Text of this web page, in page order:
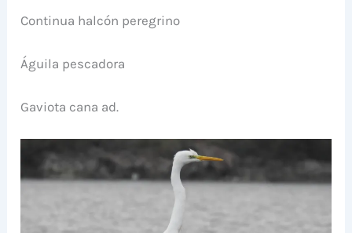
Continua halcón peregrino
Águila pescadora
Gaviota cana ad.